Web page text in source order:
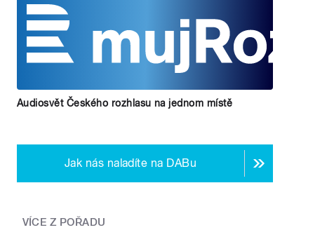
Audiosvět Českého rozhlasu na jednom místě
Jak nás naladíte na DABu
VÍCE Z POŘADU